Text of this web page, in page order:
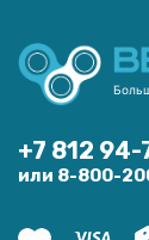
+7 812
или 8-800-